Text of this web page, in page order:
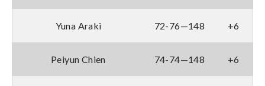
Yuna Araki 72-76—148 +6
Peiyun Chien 74-74—148 +6